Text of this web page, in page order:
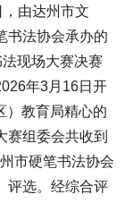
由达州市文
书法协会承办的
现场大赛决赛
年3月16日开
）教育局精心的
赛组委会共收到
市硬笔书法协会
评选。经综合评